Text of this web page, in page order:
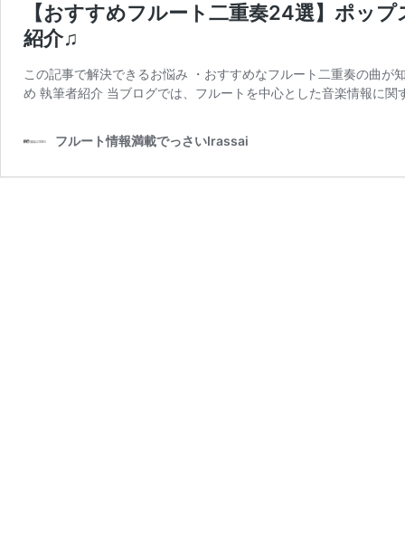
【おすすめフルート二重奏24選】ポッ
紹介♫
この記事で解決できるお悩み ・おすすめなフルート二重奏の曲
め 執筆者紹介 当ブログでは、フルートを中心とした音楽情報に
フルート情報満載でっさいIrassai